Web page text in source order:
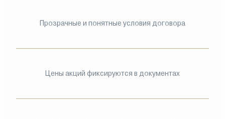
Прозрачные и понятные условия договора
Цены акций фиксируются в документах